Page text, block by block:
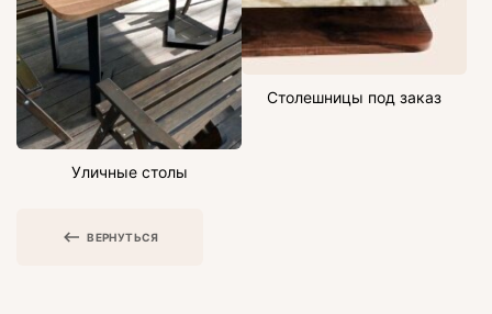
Уличные столы
Столешницы под заказ
ВЕРНУТЬСЯ